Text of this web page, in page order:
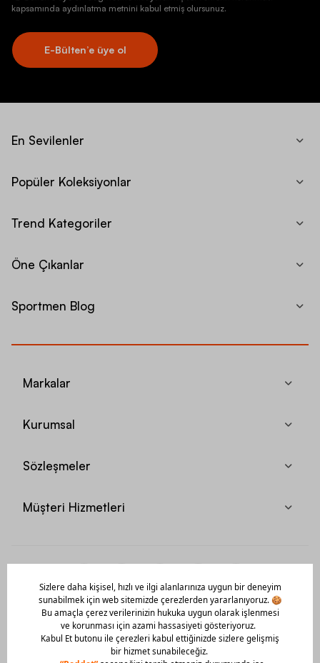
kapsamında aydınlatma metnini kabul etmiş olursunuz.
E-Bülten’e üye ol
En Sevilenler
Popüler Koleksiyonlar
Trend Kategoriler
Öne Çıkanlar
Sportmen Blog
Markalar
Kurumsal
Sözleşmeler
Müşteri Hizmetleri
Mobil Uygulamamızı Hemen İndir!